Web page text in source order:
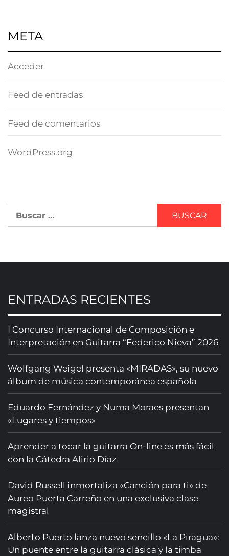
META
Acceder
Feed de entradas
Feed de comentarios
WordPress.org
ENTRADAS RECIENTES
I Concurso Internacional de Composición e
Interpretación en Guitarra “Federico Nieva” 2026
Wolfgang Weigel presenta «MIRADAS», su nuevo
álbum de música contemporánea española
Eduardo Fernández y Numa Moraes presentan
«Lugares y tiempos»
Aprender a tocar la guitarra On-line es más fácil
con la Cátedra Alirio Díaz
David Russell inmortaliza «Canción para ti» de
Aureo Puerta Carreño en una exclusiva clase
magistral
Alberto Puerto lanza nuevo sencillo «La Piragua»:
Un puente entre la guitarra clásica y la timba